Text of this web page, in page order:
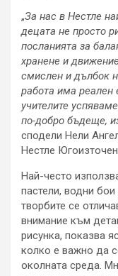
„За нас в Нестле
децата не просто
посланията за
хранене и
смислен и дълбок
работа има реален
учителите
по-добро бъдеще,
сподели Нели
Нестле
Най-често
пастели, водни
творбите се
внимание към
рисунка, показва
колко е важно да
околната среда.